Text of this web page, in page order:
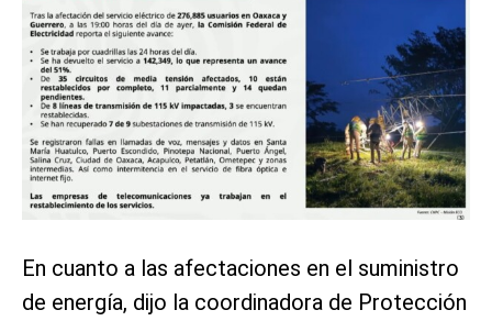
En cuanto a las afectaciones en el suministro
de energía, dijo la coordinadora de Protección